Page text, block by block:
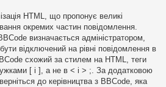
HTML, що пропонує великі
окремих частин повідомлення.
визначається адміністратором,
відключений на рівні повідомлення в
схожий за стилем на HTML, теги
[ і ], а не в < і > ;. За додатковою
до керівництва з BBCode, яка